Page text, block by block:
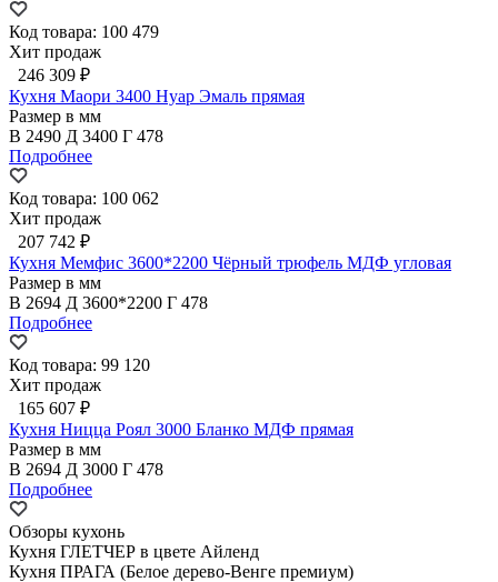
Код товара: 100 479
Хит продаж
246 309 ₽
Кухня Маори 3400 Нуар Эмаль прямая
Размер в мм
В 2490 Д 3400 Г 478
Подробнее
Код товара: 100 062
Хит продаж
207 742 ₽
Кухня Мемфис 3600*2200 Чёрный трюфель МДФ угловая
Размер в мм
В 2694 Д 3600*2200 Г 478
Подробнее
Код товара: 99 120
Хит продаж
165 607 ₽
Кухня Ницца Роял 3000 Бланко МДФ прямая
Размер в мм
В 2694 Д 3000 Г 478
Подробнее
Обзоры кухонь
Кухня ГЛЕТЧЕР в цвете Айленд
Кухня ПРАГА (Белое дерево-Венге премиум)